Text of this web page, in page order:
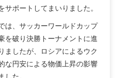
ポートしてまいりました。
は、サッカーワールドカップ
を破り決勝トーナメントに進
ましたが、ロシアによるウク
な円安による物価上昇の影響